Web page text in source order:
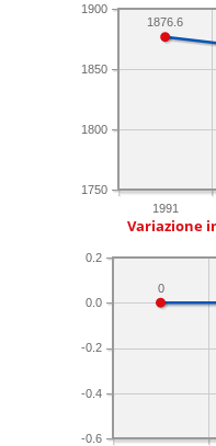
1991
1750
1800
1850
1900
1876.6
Variazione
-0.6
-0.4
-0.2
0.0
0.2
0